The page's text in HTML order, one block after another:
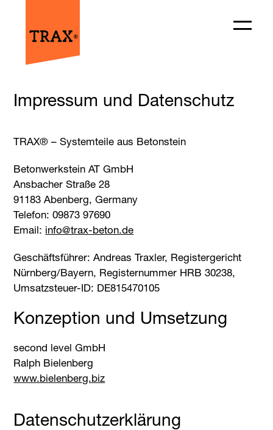
Impressum und Datenschutz
TRAX® – Systemteile aus Betonstein
Betonwerkstein AT GmbH
Ansbacher Straße 28
91183 Abenberg, Germany
Telefon: 09873 97690
Email: ed.noteb-xart@ofni
Geschäftsführer: Andreas Traxler, Registergericht
Nürnberg/Bayern, Registernummer HRB 30238,
Umsatzsteuer-ID: DE815470105
Konzeption und Umsetzung
second level GmbH
Ralph Bielenberg
www.bielenberg.biz
Datenschutzerklärung